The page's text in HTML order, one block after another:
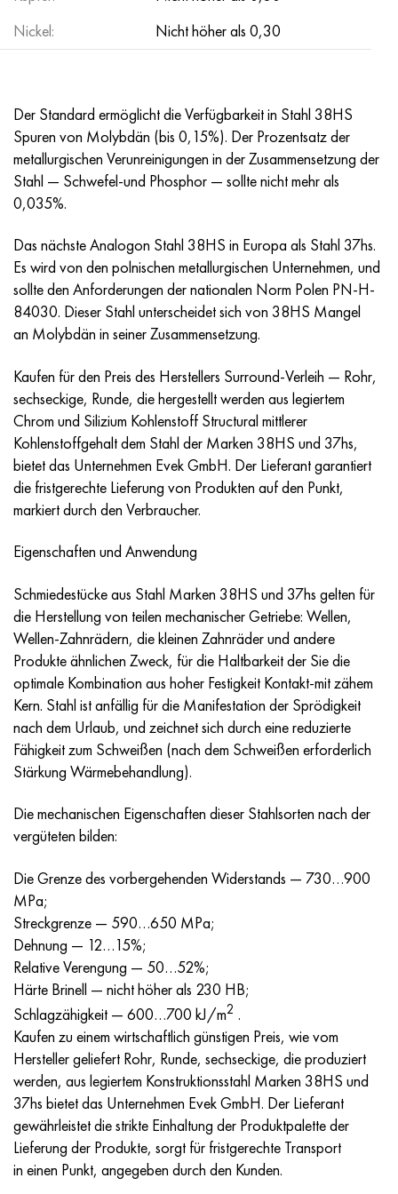
Nickel:
Nicht höher als 0,30
Der Standard ermöglicht die Verfügbarkeit in Stahl 38HS
Spuren von Molybdän (bis 0,15%). Der Prozentsatz der
metallurgischen Verunreinigungen in der Zusammensetzung der
Stahl — Schwefel-und Phosphor — sollte nicht mehr als
0,035%.
Das nächste Analogon Stahl 38HS in Europa als Stahl 37hs.
Es wird von den polnischen metallurgischen Unternehmen, und
sollte den Anforderungen der nationalen Norm Polen PN-H-
84030. Dieser Stahl unterscheidet sich von 38HS Mangel
an Molybdän in seiner Zusammensetzung.
Kaufen für den Preis des Herstellers Surround-Verleih — Rohr,
sechseckige, Runde, die hergestellt werden aus legiertem
Chrom und Silizium Kohlenstoff Structural mittlerer
Kohlenstoffgehalt dem Stahl der Marken 38HS und 37hs,
bietet das Unternehmen Evek GmbH. Der Lieferant garantiert
die fristgerechte Lieferung von Produkten auf den Punkt,
markiert durch den Verbraucher.
Eigenschaften und Anwendung
Schmiedestücke aus Stahl Marken 38HS und 37hs gelten für
die Herstellung von teilen mechanischer Getriebe: Wellen,
Wellen-Zahnrädern, die kleinen Zahnräder und andere
Produkte ähnlichen Zweck, für die Haltbarkeit der Sie die
optimale Kombination aus hoher Festigkeit Kontakt-mit zähem
Kern. Stahl ist anfällig für die Manifestation der Sprödigkeit
nach dem Urlaub, und zeichnet sich durch eine reduzierte
Fähigkeit zum Schweißen (nach dem Schweißen erforderlich
Stärkung Wärmebehandlung).
Die mechanischen Eigenschaften dieser Stahlsorten nach der
vergüteten bilden:
Die Grenze des vorbergehenden Widerstands — 730…900
MPa;
Streckgrenze — 590…650 MPa;
Dehnung — 12…15%;
Relative Verengung — 50…52%;
Härte Brinell — nicht höher als 230 HB;
Schlagzähigkeit — 600…700 kJ/m2 .
Kaufen zu einem wirtschaftlich günstigen Preis, wie vom
Hersteller geliefert Rohr, Runde, sechseckige, die produziert
werden, aus legiertem Konstruktionsstahl Marken 38HS und
37hs bietet das Unternehmen Evek GmbH. Der Lieferant
gewährleistet die strikte Einhaltung der Produktpalette der
Lieferung der Produkte, sorgt für fristgerechte Transport
in einen Punkt, angegeben durch den Kunden.
Incotherm
Incotest
Kobalt 6B
Martensitaushärtung 250
Martensitaushärtung 300
Martensitaushärtung 350
MP159
Multimet n155
Nicrofer 5923 hMo
Nitronic 40
Nitronic 50
Nitronic 60
Nitronic 75
Nimonik 80a
Nimonik 90
Nimonik 263
Haynes 25
Haynes 188
Haynes 230
Hastelloy b2
Hastelloy b3
Hastelloy c4
Hastelloy c22
47ND
47NHR
49K2F/49K2FA-VI
50H
50NHS
52H
56DGNH
68NHVKTYU
79NM
80NMV-VI
80NHS
81NMA
Arten von Präzisionslegierungen
Thermometalle
Präzisionsrohre
HN62VMYUT
HN62MVKYU
HN65VM
HN65VMTYU
HN68VKTYU
HN68VMTYUK-VD
HN73MBTYU
HN70YU
HN75MBTYU
HN77TYU
HN77TYUR
HN78T
HN80TBYU
N65M
N70MFV
VT-35
PT-1M
PT-7M
2V
AT3
3М
5B
TL5
AT-6
Titan 14
SP-17
Titan 40
1.4466 - aisi 310MoLn
Legierung Al6xn
PH 13-8 Mo - 1.4534
1.4542 - 17-4Ph®.
1.4545 - 15-5Ph®
1.4548 - 17-4Ph®.
1.4567 - aisi 304Cu
1.4570 - aisi303Cu
1.4574 - Legierung PH 15-7 Mo®
1.4597 - aisi 204Cu
Legierung 28 - 1.4563
Legierung 31 - 1.4562
Legierung 254smo® - 1.4547
Legierung 926 - 1.4529
AM-350 - ams 5548
AM-355 - ams 5547
Sustom 450® - uns S45000
Griechisch Ascoloy 418
Rohr rostfrei
10H17N13М3Т
10H18N18YU4D
12H18N9Т
13H11N2V2МF
15H12VNMF
15H12N2МVFAB
15H16N2АМ
18H11МNFB
18H12VMBFR
20H3MVF
21NKMT
37H12N8G8МFB
40H10S2М
40H9S2
45H14N14V2М
50H14МF
65H13
90H18МF
95H18
2.0872, CuNi10Fe1Mn, Cw352h
Silicium-Aluminium-Bronze
Siliciumbronze
C65500, CuAl11Fe3
C65100, CuSi1,5
Zinn-Blei-Bronze
Rotmessing
C84400, CuSn2ZnPb
45G2, 45g2, aisi 1144
Baustahl legiert
12X2H4A,15NiCr13, 1.5752
АS14, 11SMnPb30
20HN3А, aisi 4320, 20hn3a
20HМ, 24CrMo5, 20hm
30H, aisi 5130, 30h
30HGS, 30hgs
30HGSA, 30hgsa
30HN2MA, 30CrNiMo8
30HN3A, 31nicr14
34HN3MA, 36NiCrMo16, 35NiCrMo16
35hgs, 35hgs
35hgsa, 35hgsa
AS35G2, 36smnpb14, 1.0765
38H2N2MA, 34CrNiMo6, 40NiCrMo7
40HN2MA, 34CrNiMo4, 36hnm
38HS, 37hs
38ХА, 37Cr4, aisi 5135
38HN3MFA, 35nicrmov12-5
40G, 40Mn4, aisi 1035
38HM, 42CrMo4, aisi 1.7225
40HN, 36NiCr6, aisi 3135
R6M5, 1.3343, hs6-5-2, sw7m
R6M5K5, 1.3243, hs6-5-2-5
R9М4К8,1.3207
R12F3, 1.3318, sw12
Kohlenstoffstahl
U10,1.1645, C105W1